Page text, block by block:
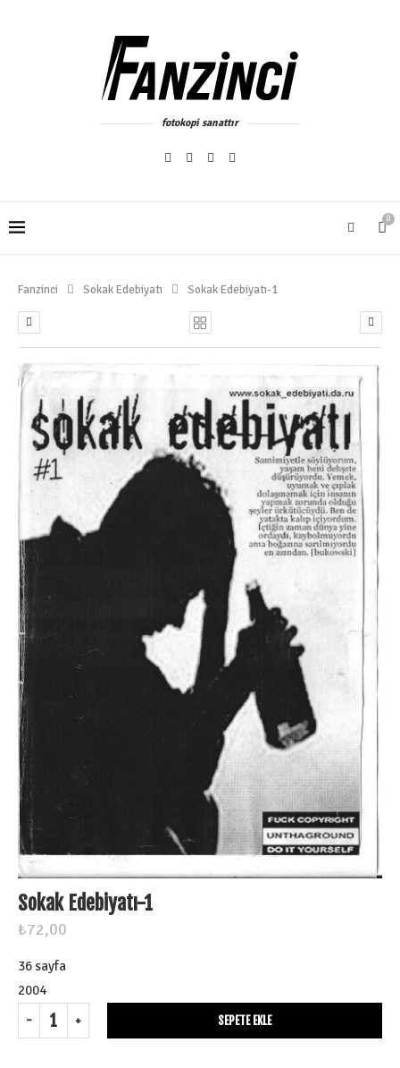
fotokopi sanattır
0
Fanzinci Sokak Edebiyatı Sokak Edebiyatı-1
Sokak Edebiyatı-1
₺72,00
36 sayfa
2004
SEPETE EKLE